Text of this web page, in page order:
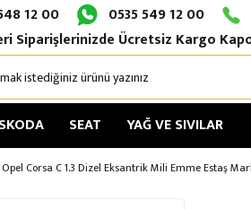
12 00 0535 549 12 00
Siparişlerinizde Ücretsiz Kargo
SKODA SEAT YAĞ VE SIVILAR
Opel Corsa C 1.3 Dizel Eksantrik Mili Emme Estaş